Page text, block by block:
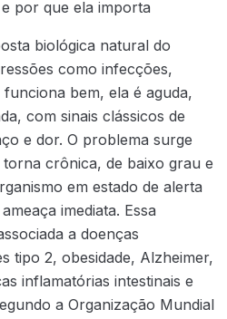
por que ela importa
biológica natural do
como infecções,
bem, ela é aguda,
com sinais clássicos de
e dor. O problema surge
crônica, de baixo grau e
em estado de alerta
imediata. Essa
a doenças
tipo 2, obesidade, Alzheimer,
inflamatórias intestinais e
a Organização Mundial